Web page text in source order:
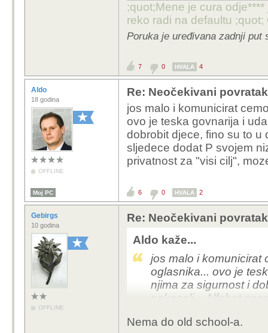
;quot;Mene je cura
reko radi na defaultu ;quot;
Poruka je uređivana zadnji put
7 0 HVALA 4
Aldo
18 godina
OFFLINE
Re: Neočekivani
jos malo i komunicirat
ovo je teska govnarija i
dobrobit djece, fino su to u
sljedece dodat P svojem
privatnost za "visi cilj",
Moj PC 6 0 HVALA 2
Gebirgs
10 godina
OFFLINE
Re: Neočekivani
Aldo kaže...
jos malo i komunicirat
oglasnika... ovo je
njima za sigurnost i
pokazali... Alfabet
mozete slat dimne
Nema do old school-a.